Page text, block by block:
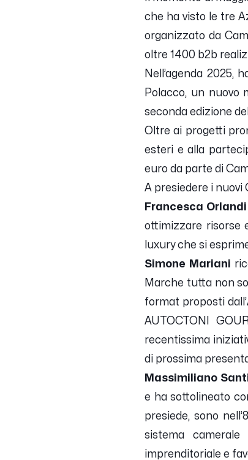
che ha visto le tre
organizzato da
oltre 1400 b2b
Nell’agenda 2025,
Polacco, un nuovo
seconda edizione
Oltre ai progetti
esteri e alla
euro da parte di
A presiedere i nuovi
Francesca Orlandi
ottimizzare risorse
luxury che si
Simone Mariani
Marche tutta non
format proposti
AUTOCTONI
recentissima
di prossima
Massimiliano
e ha sottolineato
presiede, sono
sistema
imprenditoriale e